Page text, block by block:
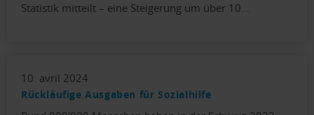
Statistik mitteilt – eine Steigerung um über 10…
10. avril 2024
Rückläufige Ausgaben für Sozialhilfe